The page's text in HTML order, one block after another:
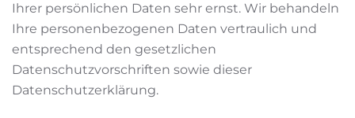
Ihrer persönlichen Daten sehr ernst. Wir behandeln
Ihre personenbezogenen Daten vertraulich und
entsprechend den gesetzlichen
Datenschutzvorschriften sowie dieser
Datenschutzerklärung.